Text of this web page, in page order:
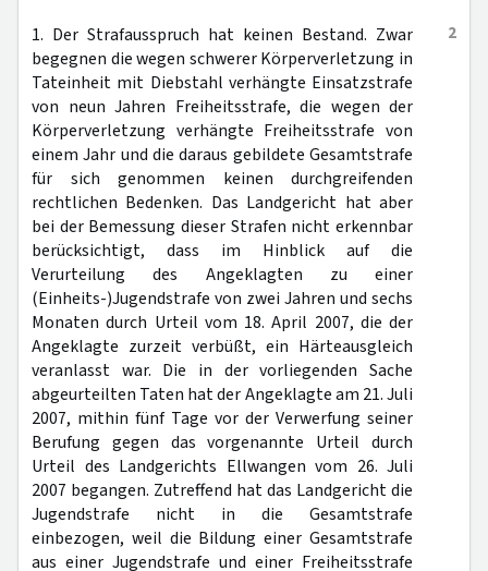
2
1. Der Strafausspruch hat keinen Bestand. Zwar
begegnen die wegen schwerer Körperverletzung in
Tateinheit mit Diebstahl verhängte Einsatzstrafe
von neun Jahren Freiheitsstrafe, die wegen der
Körperverletzung verhängte Freiheitsstrafe von
einem Jahr und die daraus gebildete Gesamtstrafe
für sich genommen keinen durchgreifenden
rechtlichen Bedenken. Das Landgericht hat aber
bei der Bemessung dieser Strafen nicht erkennbar
berücksichtigt, dass im Hinblick auf die
Verurteilung des Angeklagten zu einer
(Einheits-)Jugendstrafe von zwei Jahren und sechs
Monaten durch Urteil vom 18. April 2007, die der
Angeklagte zurzeit verbüßt, ein Härteausgleich
veranlasst war. Die in der vorliegenden Sache
abgeurteilten Taten hat der Angeklagte am 21. Juli
2007, mithin fünf Tage vor der Verwerfung seiner
Berufung gegen das vorgenannte Urteil durch
Urteil des Landgerichts Ellwangen vom 26. Juli
2007 begangen. Zutreffend hat das Landgericht die
Jugendstrafe nicht in die Gesamtstrafe
einbezogen, weil die Bildung einer Gesamtstrafe
aus einer Jugendstrafe und einer Freiheitsstrafe